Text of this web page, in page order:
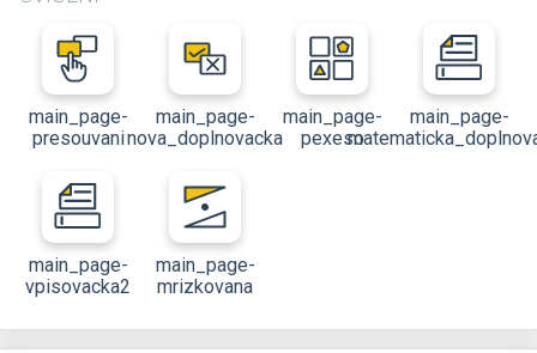
main_page-
presouvani
main_page-
nova_doplnovacka
main_page-
pexeso
main_page-
main_page-
vpisovacka2
main_page-
mrizkovana